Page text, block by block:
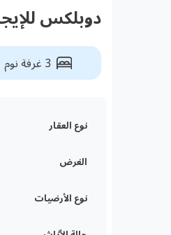
دوبلكس
3 غرفة نوم
نوع العقار
الغرض
نوع الأرضيات